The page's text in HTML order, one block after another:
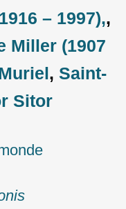
– 1997),,
Miller (1907
, Saint-
Sitor